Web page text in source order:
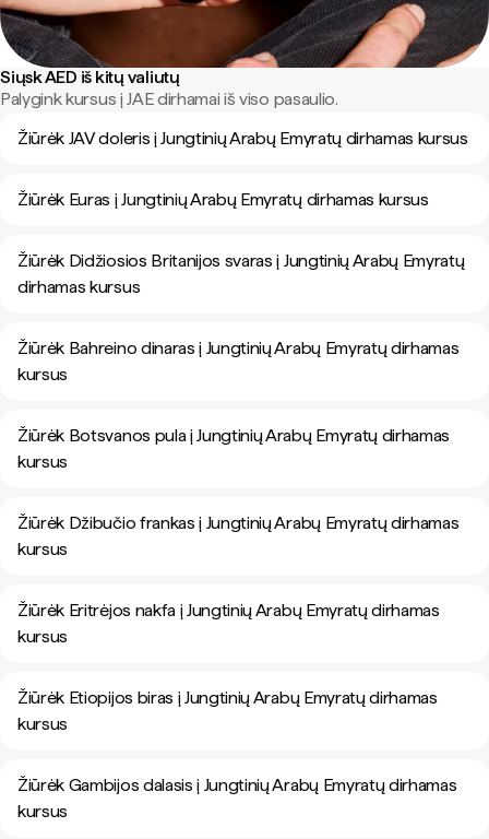
Siųsk AED iš kitų valiutų
Palygink kursus į JAE dirhamai iš viso pasaulio.
Žiūrėk JAV doleris į Jungtinių Arabų Emyratų dirhamas kursus
Žiūrėk Euras į Jungtinių Arabų Emyratų dirhamas kursus
Žiūrėk Didžiosios Britanijos svaras į Jungtinių Arabų Emyratų
dirhamas kursus
Žiūrėk Bahreino dinaras į Jungtinių Arabų Emyratų dirhamas
kursus
Žiūrėk Botsvanos pula į Jungtinių Arabų Emyratų dirhamas
kursus
Žiūrėk Džibučio frankas į Jungtinių Arabų Emyratų dirhamas
kursus
Žiūrėk Eritrėjos nakfa į Jungtinių Arabų Emyratų dirhamas
kursus
Žiūrėk Etiopijos biras į Jungtinių Arabų Emyratų dirhamas
kursus
Žiūrėk Gambijos dalasis į Jungtinių Arabų Emyratų dirhamas
kursus